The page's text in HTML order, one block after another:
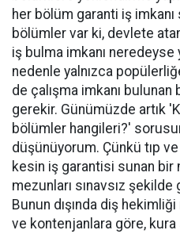
her bölüm garanti iş
bölümler var ki, devlete
iş bulma imkanı
nedenle yalnızca
de çalışma imkanı
gerekir. Günümüzde artık
bölümler hangileri?'
düşünüyorum. Çünkü tıp
kesin iş garantisi sunan bir
mezunları sınavsız
Bunun dışında diş
ve kontenjanlara göre,